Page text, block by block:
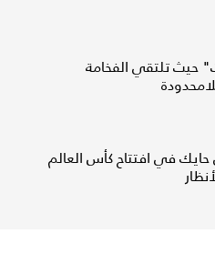
حيث تلتقي الفخامة
في افتتاح كأس العالم